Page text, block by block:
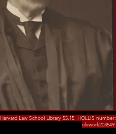
Harvard Law School Library 55.15. HOLLIS number:
olvwork203549.